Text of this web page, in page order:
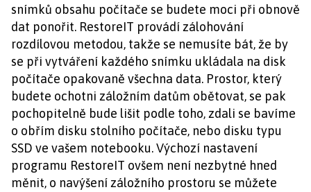
snímků obsahu počítače se budete moci při obnově
dat ponořit. RestoreIT provádí zálohování
rozdílovou metodou, takže se nemusíte bát, že by
se při vytváření každého snímku ukládala na disk
počítače opakovaně všechna data. Prostor, který
budete ochotni záložním datům obětovat, se pak
pochopitelně bude lišit podle toho, zdali se bavíme
o obřím disku stolního počítače, nebo disku typu
SSD ve vašem notebooku. Výchozí nastavení
programu RestoreIT ovšem není nezbytné hned
měnit, o navýšení záložního prostoru se můžete